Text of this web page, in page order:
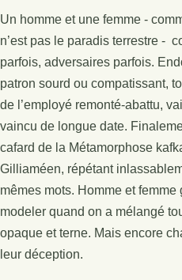
Un homme et une femme -
n’est pas le paradis terrestre -
parfois, adversaires parfois.
patron sourd ou compatissant,
de l’employé remonté-abattu,
vaincu de longue date.
cafard de la Métamorphose
Gilliaméen, répétant
mêmes mots. Homme et
modeler quand on a mélangé
opaque et terne. Mais encore
leur déception.